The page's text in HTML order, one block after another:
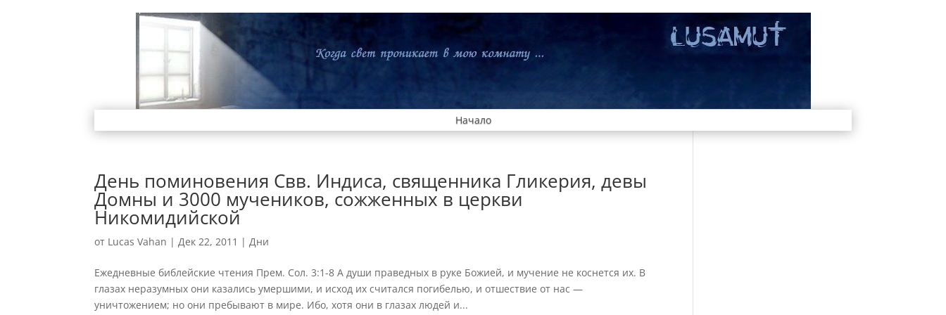
Начало
День поминовения Свв. Индиса, священника Гликерия, девы
Домны и 3000 мучеников, сожженных в церкви
Никомидийской
от Lucas Vahan |Дек 22, 2011 |Дни
Ежедневные библейские чтения Прем. Сол. 3:1-8 А души праведных в руке Божией, и мучение не коснется их. В
глазах неразумных они казались умершими, и исход их считался погибелью, и отшествие от нас —
уничтожением; но они пребывают в мире. Ибо, хотя они в глазах людей и...